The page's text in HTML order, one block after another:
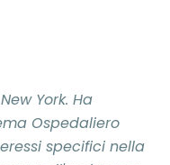
York. Ha
Ospedaliero
specifici nella